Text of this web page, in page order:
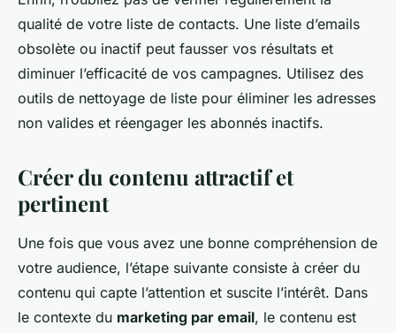
qualité de votre liste de contacts. Une liste d’emails
obsolète ou inactif peut fausser vos résultats et
diminuer l’efficacité de vos campagnes. Utilisez des
outils de nettoyage de liste pour éliminer les adresses
non valides et réengager les abonnés inactifs.
Créer du contenu attractif et
pertinent
Une fois que vous avez une bonne compréhension de
votre audience, l’étape suivante consiste à créer du
contenu qui capte l’attention et suscite l’intérêt. Dans
le contexte du marketing par email, le contenu est